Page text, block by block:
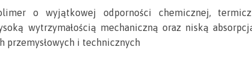
o wyjątkowej odporności chemicznej,
wytrzymałością mechaniczną oraz niską
przemysłowych i technicznych